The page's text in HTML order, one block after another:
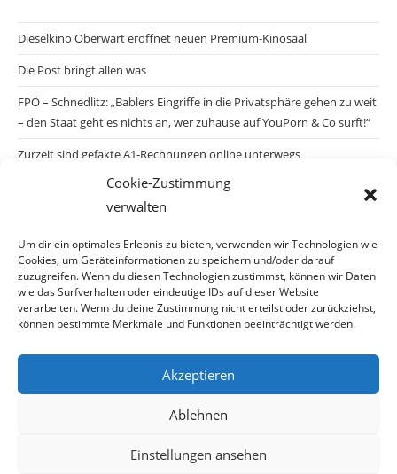
Cookie-Zustimmung
verwalten
Um dir ein optimales Erlebnis zu bieten, verwenden wir Technologien wie
Cookies, um Geräteinformationen zu speichern und/oder darauf
zuzugreifen. Wenn du diesen Technologien zustimmst, können wir Daten
wie das Surfverhalten oder eindeutige IDs auf dieser Website
verarbeiten. Wenn du deine Zustimmung nicht erteilst oder zurückziehst,
können bestimmte Merkmale und Funktionen beeinträchtigt werden.
Akzeptieren
Ablehnen
Einstellungen ansehen
Dieselkino Oberwart eröffnet neuen Premium-Kinosaal
Die Post bringt allen was
FPÖ – Schnedlitz: „Bablers Eingriffe in die Privatsphäre gehen zu weit
– den Staat geht es nichts an, wer zuhause auf YouPorn & Co surft!“
Zurzeit sind gefakte A1-Rechnungen online unterwegs
Salzburgs Juden und ihre Sicherheit: „Erst nach einem Anschlag wäre
die Gefahr endlich konkret!“
Biologisches Wunder in Ceuta
Ein vermeintliches Abschiebemärchen
Archiv